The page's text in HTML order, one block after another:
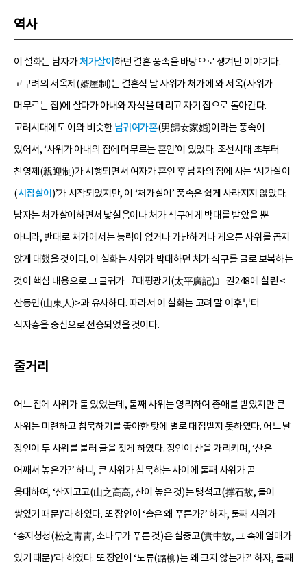
역사
이 설화는 남자가처가살이 하던 결혼 풍속을 바탕으로 생겨난 이야기다.
고구려의 서옥제(婿屋制)는 결혼식 날 사위가 처가에 와 서옥(사위가
머무르는 집)에 살다가 아내와 자식을 데리고 자기 집으로 돌아간다.
고려시대에도 이와 비슷한 남귀여가혼(男歸女家婚)이라는 풍속이
있어서, ‘사위가 아내의 집에 머무르는 혼인’이 있었다. 조선시대 초부터
친영제(親迎制)가 시행되면서 여자가 혼인 후 남자의 집에 사는 ‘시가살이
(시집살이 )’가 시작되었지만, 이 ‘처가살이’ 풍속은 쉽게 사라지지 않았다.
남자는 처가살이하면서 낯설음이나 처가 식구에게 박대를 받았을 뿐
아니라, 반대로 처가에서는 능력이 없거나 가난하거나 게으른 사위를 곱지
않게 대했을 것이다. 이 설화는 사위가 박대하던 처가 식구를 글로 보복하는
것이 핵심 내용으로 그 글귀가 『태평광기(太平廣記)』 권248에 실린 <
산동인(山東人)>과 유사하다. 따라서 이 설화는 고려 말 이후부터
식자층을 중심으로 전승되었을 것이다.
줄거리
어느 집에 사위가 둘 있었는데, 둘째 사위는 영리하여 총애를 받았지만 큰
사위는 미련하고 침묵하기를 좋아한 탓에 별로 대접받지 못하였다. 어느 날
장인이 두 사위를 불러 글을 짓게 하였다. 장인이 산을 가리키며, ‘산은
어째서 높은가?’ 하니, 큰 사위가 침묵하는 사이에 둘째 사위가 곧
응대하여, ‘산지고고(山之高高, 산이 높은 것)는 탱석고(撑石故, 돌이
쌓였기 때문)’라 하였다. 또 장인이 ‘솔은 왜 푸른가?’ 하자, 둘째 사위가
‘송지청청(松之靑靑, 소나무가 푸른 것)은 실중고(實中故, 그 속에 열매가
있기 때문)’라 하였다. 또 장인이 ‘노류(路柳)는 왜 크지 않는가?’ 하자, 둘째